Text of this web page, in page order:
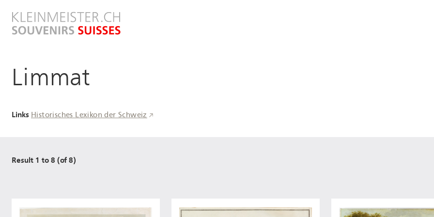
zum
Inhalt
Limmat
Links Historisches Lexikon der Schweiz
Result 1 to 8 (of 8)